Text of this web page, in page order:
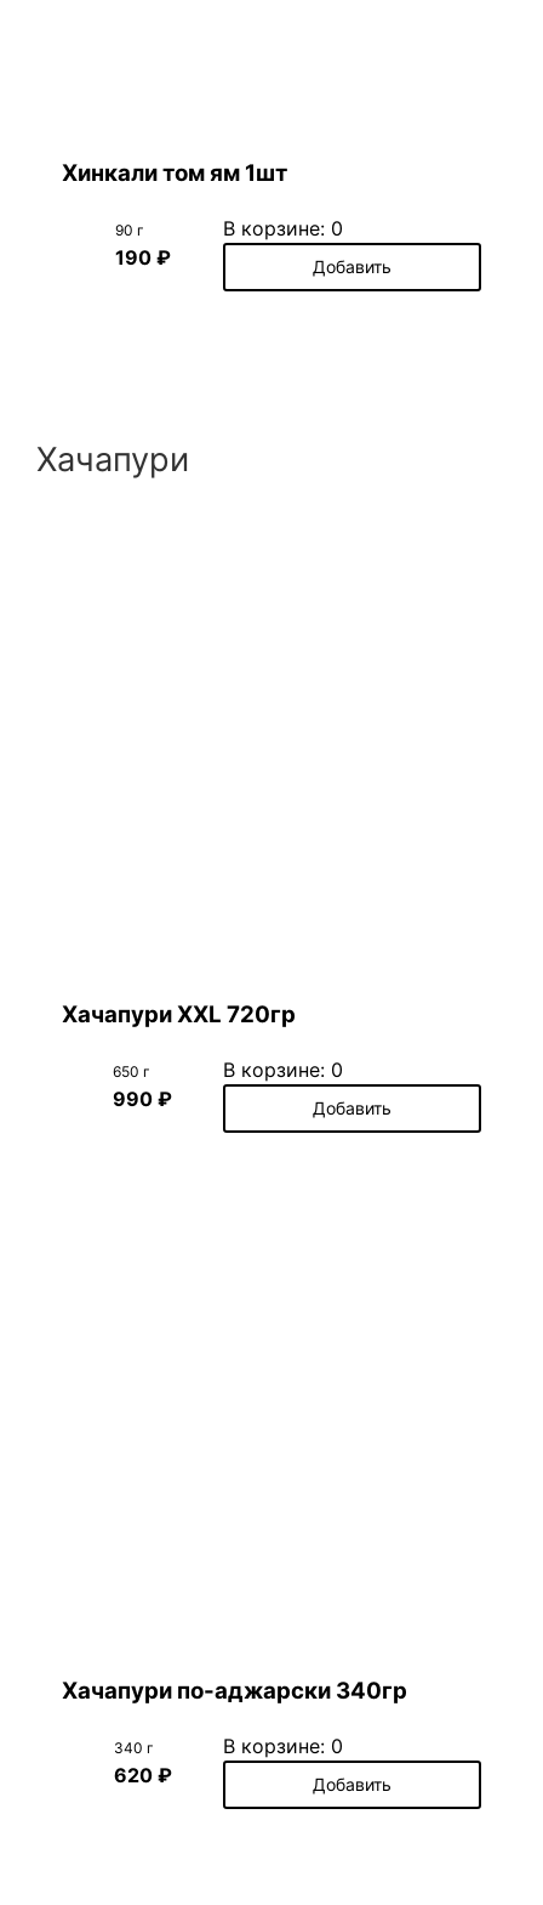
Хинкали том ям 1шт
90 г
190 ₽
В корзине: 0
Добавить
Хачапури
Хачапури XXL 720гр
650 г
990 ₽
В корзине: 0
Добавить
Хачапури по-аджарски 340гр
340 г
620 ₽
В корзине: 0
Добавить